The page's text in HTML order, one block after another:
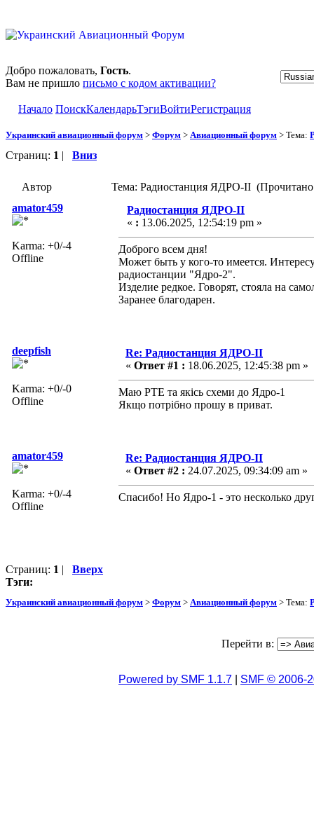
Добро пожаловать, Гость.
Вам не пришло письмо с кодом активации?
Начало ПоискКалендарьТэгиВойтиРегистрация
Украинский авиационный форум > Форум > Авиационный форум > Тема:
Страниц: 1 | Вниз
Автор
Тема: Радиостанция ЯДРО-II (Прочитано
amator459
Karma: +0/-4
Offline
Радиостанция ЯДРО-II
« : 13.06.2025, 12:54:19 pm »
Доброго всем дня!
Может быть у кого-то имеется.
радиостанции "Ядро-2".
Изделие редкое. Говорят, стояла на
Заранее благодарен.
deepfish
Karma: +0/-0
Offline
Re: Радиостанция ЯДРО-II
« Ответ #1 : 18.06.2025, 12:45:38 pm »
Маю РТЕ та якісь схеми до Ядро-1
Якщо потрібно прошу в приват.
amator459
Karma: +0/-4
Offline
Re: Радиостанция ЯДРО-II
« Ответ #2 : 24.07.2025, 09:34:09 am »
Спасибо! Но Ядро-1 - это несколько
Страниц: 1 | Вверх
Тэги:
Украинский авиационный форум > Форум > Авиационный форум > Тема:
Перейти в:
Powered by SMF 1.1.7 SMF © 2006-